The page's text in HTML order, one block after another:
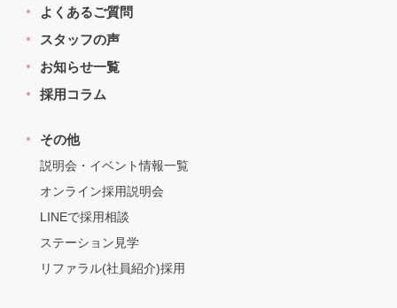
よくあるご質問
スタッフの声
お知らせ一覧
採用コラム
その他
説明会・イベント情報一覧
オンライン採用説明会
LINEで採用相談
ステーション見学
リファラル(社員紹介)採用